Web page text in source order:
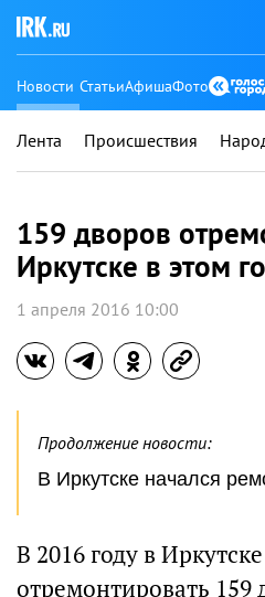
Новости СтатьиАфишаФото
Лента Происшествия
159 дворов
Иркутске в этом
1 апреля 2016 10:00
Продолжение новости:
В Иркутске начался
В 2016 году в
отремонтировать 159